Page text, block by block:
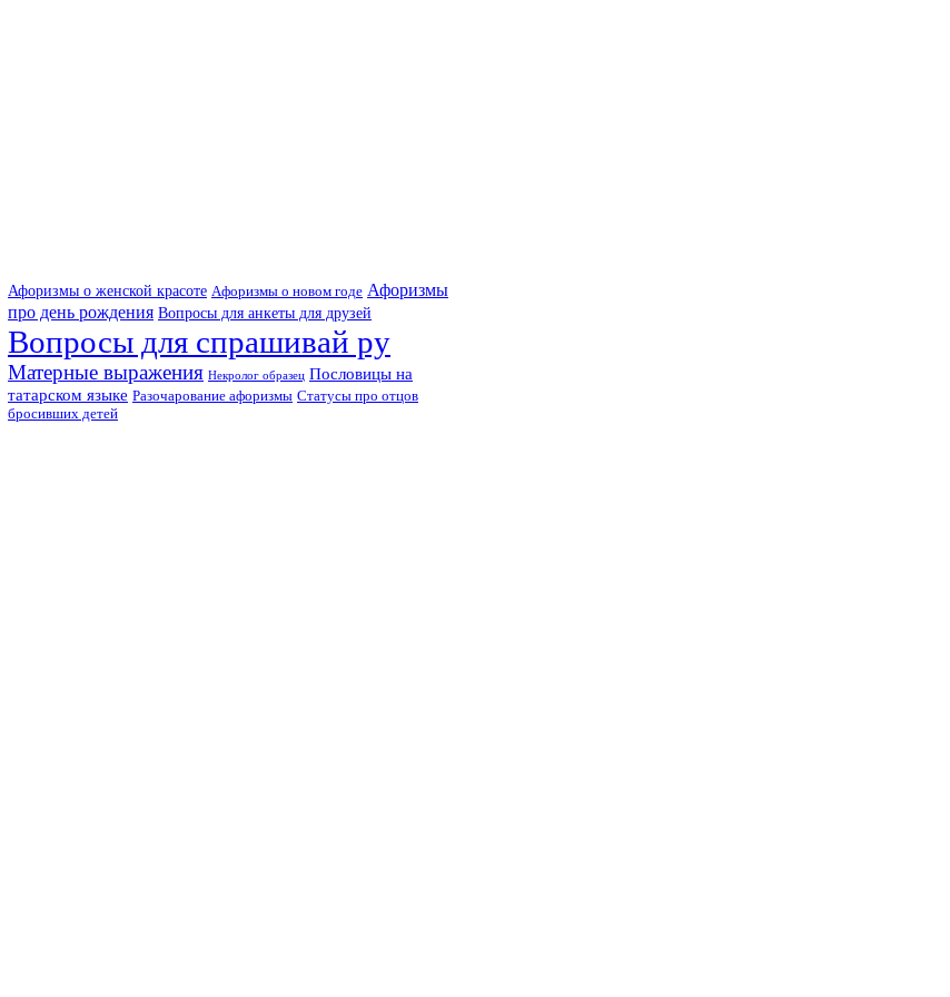
Афоризмы о женской красоте Афоризмы о новом годе Афоризмы
про день рождения Вопросы для анкеты для друзей
Вопросы для спрашивай ру
Матерные выражения Некролог образец Пословицы на
татарском языке Разочарование афоризмы Статусы про отцов
бросивших детей